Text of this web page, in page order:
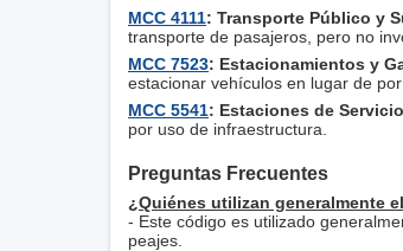
MCC 4111: Transporte Público y
transporte de pasajeros, pero no
MCC 7523: Estacionamientos y
estacionar vehículos en lugar de
MCC 5541: Estaciones de Servicio
por uso de infraestructura.
Preguntas Frecuentes
¿Quiénes utilizan generalmente
- Este código es utilizado
peajes.